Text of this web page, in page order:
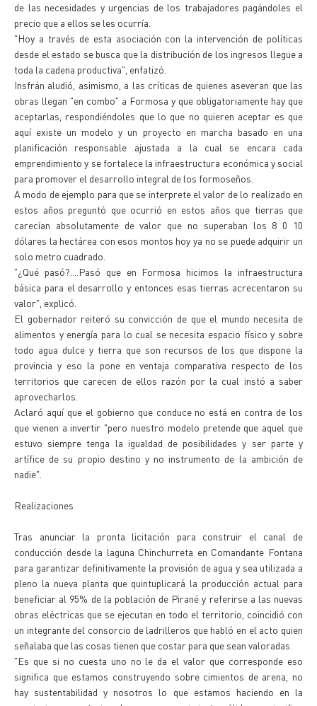
de las necesidades y urgencias de los trabajadores pagándoles el
precio que a ellos se les ocurría.
"Hoy a través de esta asociación con la intervención de políticas
desde el estado se busca que la distribución de los ingresos llegue a
toda la cadena productiva", enfatizó.
Insfrán aludió, asimismo, a las críticas de quienes aseveran que las
obras llegan "en combo" a Formosa y que obligatoriamente hay que
aceptarlas, respondiéndoles que lo que no quieren aceptar es que
aquí existe un modelo y un proyecto en marcha basado en una
planificación responsable ajustada a la cual se encara cada
emprendimiento y se fortalece la infraestructura económica y social
para promover el desarrollo integral de los formoseños.
A modo de ejemplo para que se interprete el valor de lo realizado en
estos años preguntó que ocurrió en estos años que tierras que
carecían absolutamente de valor que no superaban los 8 0 10
dólares la hectárea con esos montos hoy ya no se puede adquirir un
solo metro cuadrado.
"¿Qué pasó?....Pasó que en Formosa hicimos la infraestructura
básica para el desarrollo y entonces esas tierras acrecentaron su
valor", explicó.
El gobernador reiteró su convicción de que el mundo necesita de
alimentos y energía para lo cual se necesita espacio físico y sobre
todo agua dulce y tierra que son recursos de los que dispone la
provincia y eso la pone en ventaja comparativa respecto de los
territorios que carecen de ellos razón por la cual instó a saber
aprovecharlos.
Aclaró aquí que el gobierno que conduce no está en contra de los
que vienen a invertir "pero nuestro modelo pretende que aquel que
estuvo siempre tenga la igualdad de posibilidades y ser parte y
artífice de su propio destino y no instrumento de la ambición de
nadie".
Realizaciones
Tras anunciar la pronta licitación para construir el canal de
conducción desde la laguna Chinchurreta en Comandante Fontana
para garantizar definitivamente la provisión de agua y sea utilizada a
pleno la nueva planta que quintuplicará la producción actual para
beneficiar al 95% de la población de Pirané y referirse a las nuevas
obras eléctricas que se ejecutan en todo el territorio, coincidió con
un integrante del consorcio de ladrilleros que habló en el acto quien
señalaba que las cosas tienen que costar para que sean valoradas.
"Es que si no cuesta uno no le da el valor que corresponde eso
significa que estamos construyendo sobre cimientos de arena, no
hay sustentabilidad y nosotros lo que estamos haciendo en la